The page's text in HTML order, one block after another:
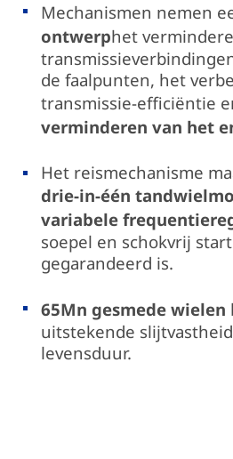
Mechanismen nemen
ontwerphet
de faalpunten, het
transmissie-efficiëntie
verminderen van het
Het reismechanisme
drie-in-één
variabele
soepel en schokvrij
gegarandeerd is.
65Mn gesmede wielen
uitstekende
levensduur.